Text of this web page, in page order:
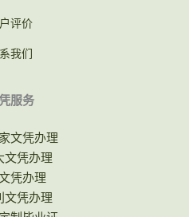
评价
我们
服务
文凭办理
文凭办理
凭办理
文凭办理